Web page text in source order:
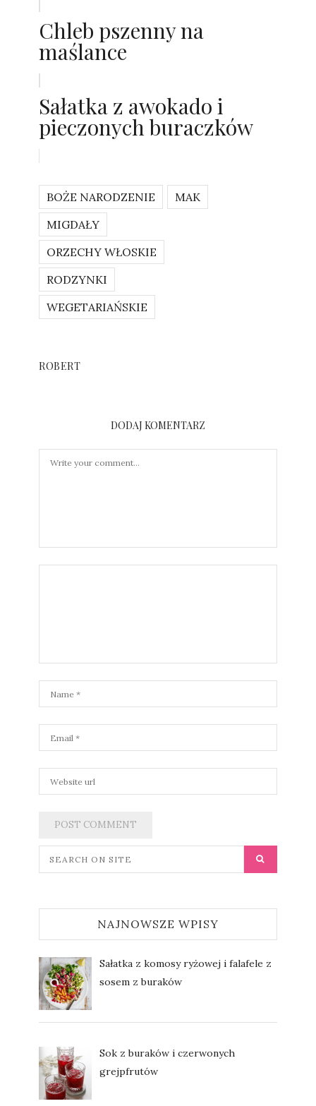
Chleb pszenny na
maślance
Sałatka z awokado i
pieczonych buraczków
BOŻE NARODZENIE
MAK
MIGDAŁY
ORZECHY WŁOSKIE
RODZYNKI
WEGETARIAŃSKIE
ROBERT
DODAJ KOMENTARZ
NAJNOWSZE WPISY
Sałatka z komosy ryżowej i falafele z
sosem z buraków
Sok z buraków i czerwonych
grejpfrutów